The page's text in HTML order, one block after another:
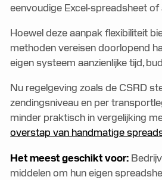
eenvoudige Excel-spreadsheet
Hoewel deze aanpak flexibiliteit
methoden vereisen doorlopend
eigen systeem aanzienlijke tijd,
Nu regelgeving zoals de CSRD
zendingsniveau en per
minder praktisch in vergelijking
overstap van handmatige
Het meest geschikt voor:
middelen om hun eigen